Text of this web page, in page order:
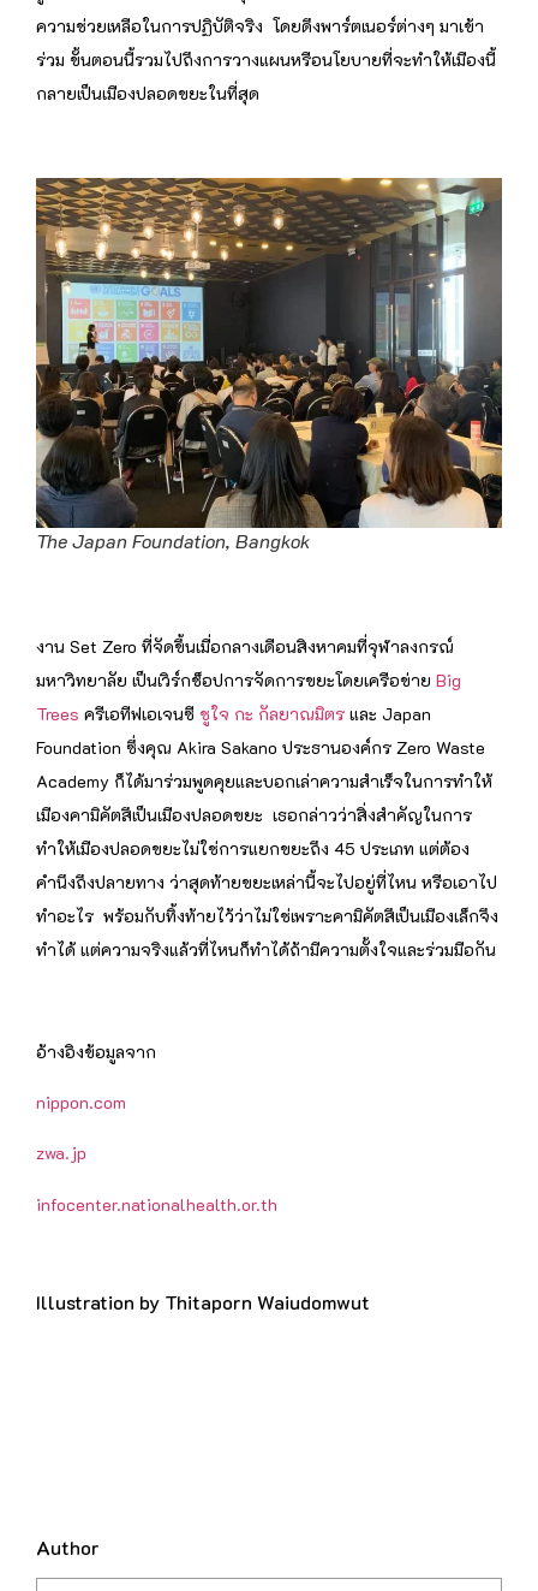
ความช่วยเหลือในการปฏิบัติจริง โดยดึงพาร์ตเนอร์ต่างๆ มาเข้า
ร่วม ขั้นตอนนี้รวมไปถึงการวางแผนหรือนโยบายที่จะทำให้เมืองนี้
กลายเป็นเมืองปลอดขยะในที่สุด
The Japan Foundation, Bangkok
งาน Set Zero ที่จัดขึ้นเมื่อกลางเดือนสิงหาคมที่จุฬาลงกรณ์
มหาวิทยาลัย เป็นเวิร์กช็อปการจัดการขยะโดยเครือข่าย Big
Trees ครีเอทีฟเอเจนซี ชูใจ กะ กัลยาณมิตร และ Japan
Foundation ซึ่งคุณ Akira Sakano ประธานองค์กร Zero Waste
Academy ก็ได้มาร่วมพูดคุยและบอกเล่าความสำเร็จในการทำให้
เมืองคามิคัตสึเป็นเมืองปลอดขยะ เธอกล่าวว่าสิ่งสำคัญในการ
ทำให้เมืองปลอดขยะไม่ใช่การแยกขยะถึง 45 ประเภท แต่ต้อง
คำนึงถึงปลายทาง ว่าสุดท้ายขยะเหล่านี้จะไปอยู่ที่ไหน หรือเอาไป
ทำอะไร พร้อมกับทิ้งท้ายไว้ว่าไม่ใช่เพราะคามิคัตสึเป็นเมืองเล็กจึง
ทำได้ แต่ความจริงแล้วที่ไหนก็ทำได้ถ้ามีความตั้งใจและร่วมมือกัน
อ้างอิงข้อมูลจาก
nippon.com
zwa.jp
infocenter.nationalhealth.or.th
Illustration by Thitaporn Waiudomwut
Author